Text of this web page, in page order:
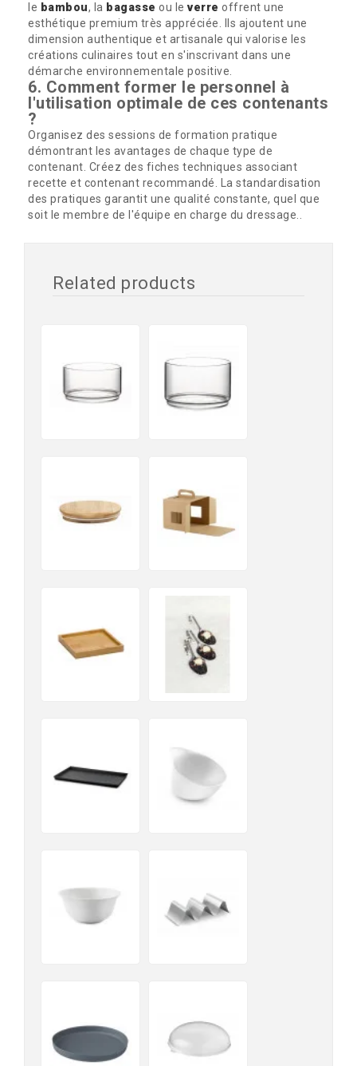
le bambou, la bagasse ou le verre offrent une
esthétique premium très appréciée. Ils ajoutent une
dimension authentique et artisanale qui valorise les
créations culinaires tout en s'inscrivant dans une
démarche environnementale positive.
6. Comment former le personnel à
l'utilisation optimale de ces contenants
?
Organisez des sessions de formation pratique
démontrant les avantages de chaque type de
contenant. Créez des fiches techniques associant
recette et contenant recommandé. La standardisation
des pratiques garantit une qualité constante, quel que
soit le membre de l'équipe en charge du dressage..
Related products